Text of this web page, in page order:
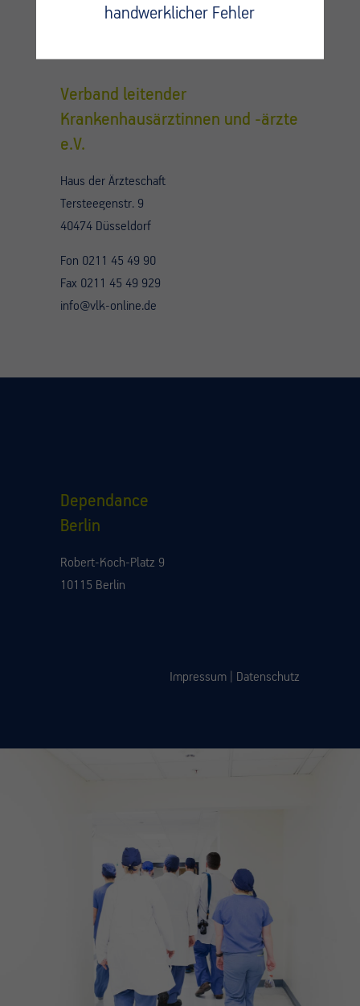
Verband leitender
Krankenhausärztinnen und -ärzte
e.V.
Haus der Ärzteschaft
Tersteegenstr. 9
40474 Düsseldorf
Fon 0211 45 49 90
Fax 0211 45 49 929
info@vlk-online.de
Dependance
Berlin
Robert-Koch-Platz 9
10115 Berlin
Impressum Datenschutz
handwerklicher Fehler